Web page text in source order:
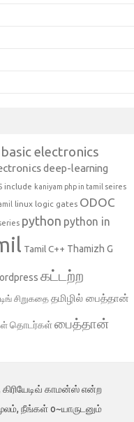
basic electronics
deep-learning
include kaniyam php in tamil seires
linux logic gates ODOC
python python in
Tamil C++ Thamizh G
கட்டற்ற
சிறுகதை தமிழில் பைத்தான்
தொடர்கள்பைத்தான்
காமன்ஸ் என்ற
நீங்கள் o~யாருடனும்